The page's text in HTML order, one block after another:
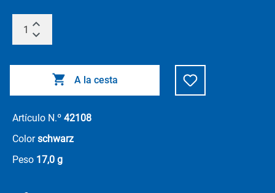
A la cesta
Artículo N.º 42108
Colorschwarz
Peso 17,0 g